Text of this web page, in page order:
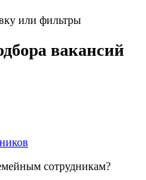
или фильтры
вакансий
сотрудникам?